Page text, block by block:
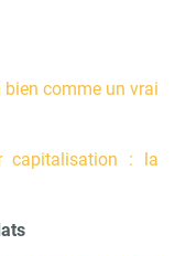
bien comme un vrai
capitalisation : la